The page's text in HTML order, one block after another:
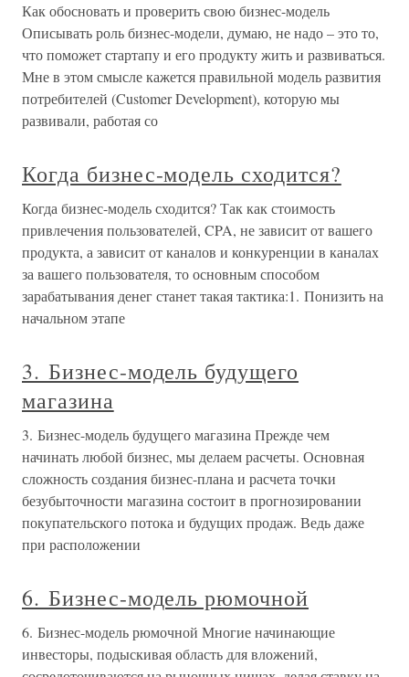
Как обосновать и проверить свою бизнес-модель
Описывать роль бизнес-модели, думаю, не надо – это то,
что поможет стартапу и его продукту жить и развиваться.
Мне в этом смысле кажется правильной модель развития
потребителей (Customer Development), которую мы
развивали, работая со
Когда бизнес-модель сходится?
Когда бизнес-модель сходится? Так как стоимость
привлечения пользователей, CPA, не зависит от вашего
продукта, а зависит от каналов и конкуренции в каналах
за вашего пользователя, то основным способом
зарабатывания денег станет такая тактика:1. Понизить на
начальном этапе
3. Бизнес-модель будущего
магазина
3. Бизнес-модель будущего магазина Прежде чем
начинать любой бизнес, мы делаем расчеты. Основная
сложность создания бизнес-плана и расчета точки
безубыточности магазина состоит в прогнозировании
покупательского потока и будущих продаж. Ведь даже
при расположении
6. Бизнес-модель рюмочной
6. Бизнес-модель рюмочной Многие начинающие
инвесторы, подыскивая область для вложений,